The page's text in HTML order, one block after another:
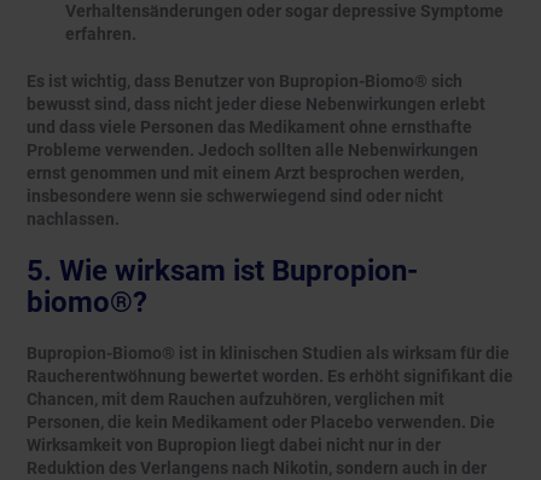
Verhaltensänderungen oder sogar depressive Symptome
erfahren.
Es ist wichtig, dass Benutzer von Bupropion-Biomo® sich
bewusst sind, dass nicht jeder diese Nebenwirkungen erlebt
und dass viele Personen das Medikament ohne ernsthafte
Probleme verwenden. Jedoch sollten alle Nebenwirkungen
ernst genommen und mit einem Arzt besprochen werden,
insbesondere wenn sie schwerwiegend sind oder nicht
nachlassen.
5. Wie wirksam ist Bupropion-
biomo®?
Bupropion-Biomo® ist in klinischen Studien als wirksam für die
Raucherentwöhnung bewertet worden. Es erhöht signifikant die
Chancen, mit dem Rauchen aufzuhören, verglichen mit
Personen, die kein Medikament oder Placebo verwenden. Die
Wirksamkeit von Bupropion liegt dabei nicht nur in der
Reduktion des Verlangens nach Nikotin, sondern auch in der